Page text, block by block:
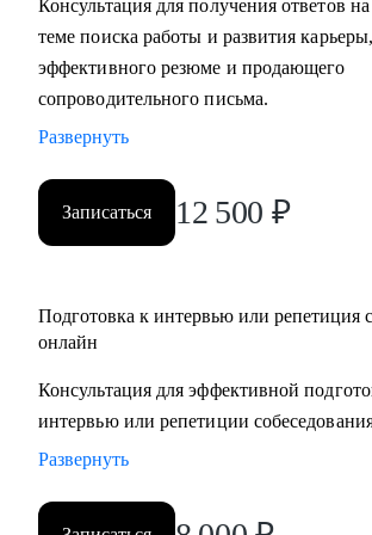
• Подготовлю вас к собеседованию и дам
рекомендации для успешного ведения
в карьере, которая принесет вам
реализацию и доход
• Предоставлю экспертную поддержку,
Разработаю быструю и эффективную
• Проведу анализ ваших сильных сторон и
опыта, чтобы вы обоснованно получили
• Разработаю личный пошаговый план
для быстрого и успешного перехода на
высокую должность
проверенные методики для преодоления
Консультация для получения ответов
теме поиска работы и развития
эффективного резюме и продающего
сопроводительного письма.
Развернуть
Записаться 12 500 ₽
Подготовка к интервью или репетиция
онлайн
Консультация для эффективной
интервью или репетиции
Развернуть